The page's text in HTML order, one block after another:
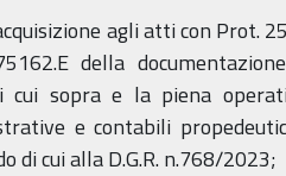
agli atti con Prot.
della
sopra e la piena
e contabili
di cui alla D.G.R. n.768/2023;